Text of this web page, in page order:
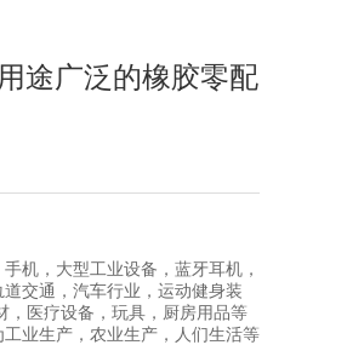
途广泛的橡胶零配
机，大型工业设备，蓝牙耳机，
交通，汽车行业，运动健身装
，医疗设备，玩具，厨房用品等
业生产，农业生产，人们生活等